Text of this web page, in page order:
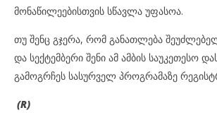
მონაწილეებისთვის სწავლა უფასოა.
თუ შენც გჯერა, რომ განათლება
და სექტემბერი შენი ამ ამბის საუკეთესო
გამოგრჩეს სასურველ პროგრამაზე
(R)